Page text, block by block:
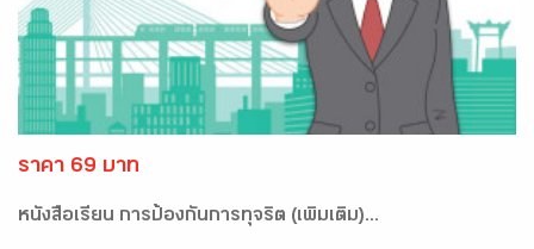
ราคา 69 บาท
หนังสือเรียน การป้องกันการทุจริต (เพิ่มเติม)...